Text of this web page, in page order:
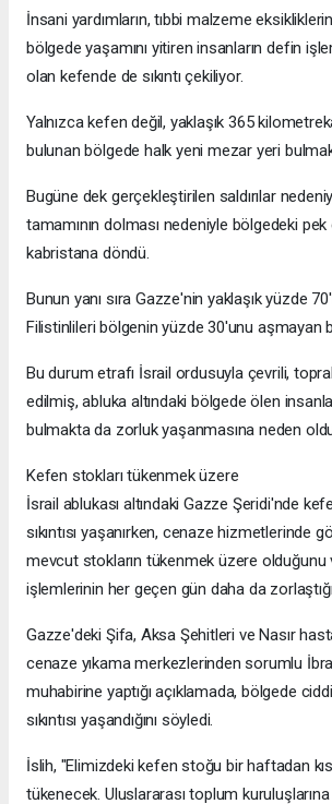
İnsani yardımların, tıbbi malzeme
bölgede yaşamını yitiren insanların defin
olan kefende de sıkıntı çekiliyor.
Yalnızca kefen değil, yaklaşık 365
bulunan bölgede halk yeni mezar yeri
Bugüne dek gerçekleştirilen saldırılar
tamamının dolması nedeniyle bölgedeki
kabristana döndü.
Bunun yanı sıra Gazze'nin yaklaşık yüzde
Filistinlileri bölgenin yüzde 30'unu aşmayan
Bu durum etrafı İsrail ordusuyla çevrili,
edilmiş, abluka altındaki bölgede ölen
bulmakta da zorluk yaşanmasına neden
Kefen stokları tükenmek üzere
İsrail ablukası altındaki Gazze Şeridi'nde
sıkıntısı yaşanırken, cenaze hizmetlerinde
mevcut stokların tükenmek üzere olduğunu
işlemlerinin her geçen gün daha da
Gazze'deki Şifa, Aksa Şehitleri ve Nasır
cenaze yıkama merkezlerinden sorumlu
muhabirine yaptığı açıklamada, bölgede
sıkıntısı yaşandığını söyledi.
İslih, "Elimizdeki kefen stoğu bir haftadan
tükenecek. Uluslararası toplum